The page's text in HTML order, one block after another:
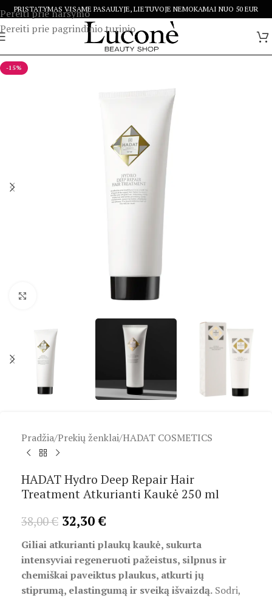
Pereiti prie naršymo
Pereiti prie pagrindinio turinio
PRISTATYMAS VISAME PASAULYJE, LIETUVOJE NEMOKAMAI NUO 50 EUR
-15%
Spustelėkite, kad padidintumėte
Pradžia/Prekių ženklai/HADAT COSMETICS
HADAT Hydro Deep Repair Hair
Treatment Atkurianti Kaukė 250 ml
38,00€ 32,30€
Giliai atkurianti plaukų kaukė, sukurta
intensyviai regeneruoti pažeistus, silpnus ir
chemiškai paveiktus plaukus, atkurti jų
stiprumą, elastingumą ir sveiką išvaizdą. Sodri,